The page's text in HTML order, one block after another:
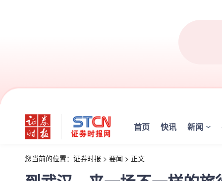
首页 快讯 新闻
您当前的位置： 证券时报 > 要闻 > 正文